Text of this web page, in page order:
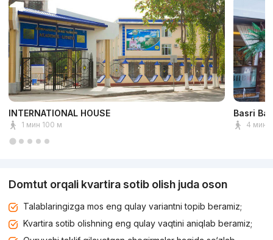
INTERNATIONAL HOUSE
1 мин 100 м
Basri
4 мин
Domtut orqali kvartira sotib olish juda oson
Talablaringizga mos eng qulay variantni topib beramiz;
Kvartira sotib olishning eng qulay vaqtini aniqlab beramiz;